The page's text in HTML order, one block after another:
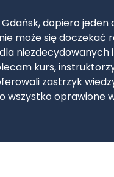
ekipa z
i przede wszystkim
1 do 10 wystawiamy
OSP